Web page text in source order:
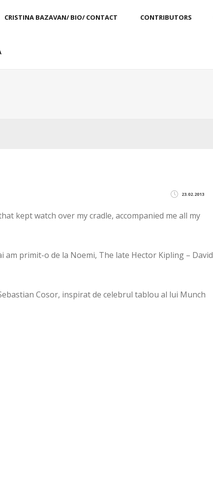
CRISTINA BAZAVAN/ BIO/ CONTACT CONTRIBUTORS
23.02.2013
kept watch over my cradle, accompanied me all my
am primit-o de la Noemi, The late Hector Kipling – David
Cosor, inspirat de celebrul tablou al lui Munch